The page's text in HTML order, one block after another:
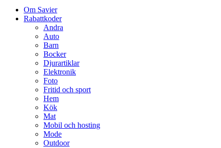
Om Savier
Rabattkoder
Andra
Auto
Barn
Bocker
Djurartiklar
Elektronik
Foto
Fritid och sport
Hem
Kök
Mat
Mobil och hosting
Mode
Outdoor